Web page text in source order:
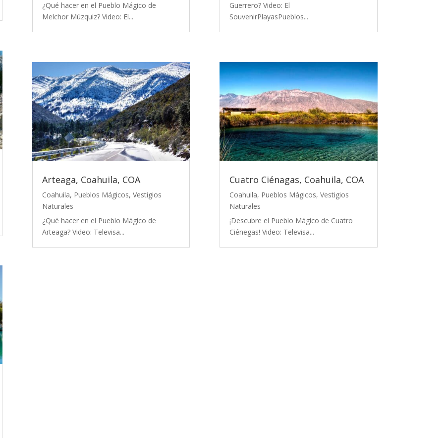
¿Qué hacer en el Pueblo Mágico de
Melchor Múzquiz? Video: El...
Arteaga, Coahuila, COA
Coahuila, Pueblos Mágicos, Vestigios
Naturales
¿Qué hacer en el Pueblo Mágico de
Arteaga? Video: Televisa...
Guerrero? Video: El
SouvenirPlayasPueblos...
Cuatro Ciénagas, Coahuila, COA
Coahuila, Pueblos Mágicos, Vestigios
Naturales
¡Descubre el Pueblo Mágico de Cuatro
Ciénegas! Video: Televisa...